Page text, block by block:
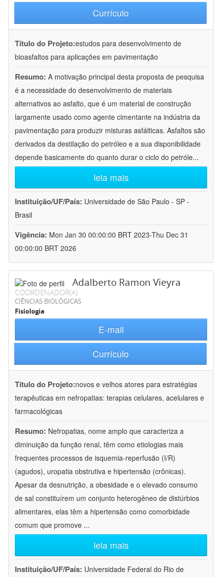
Currículo
Título do Projeto:estudos para desenvolvimento de
bioasfaltos para aplicações em pavimentação
Resumo: A motivação principal desta proposta de pesquisa
é a necessidade do desenvolvimento de materiais
alternativos ao asfalto, que é um material de construção
largamente usado como agente cimentante na indústria da
pavimentação para produzir misturas asfálticas. Asfaltos são
derivados da destilação do petróleo e a sua disponibilidade
depende basicamente do quanto durar o ciclo do petróle...
leia mais
Instituição/UF/País: Universidade de São Paulo - SP -
Brasil
Vigência: Mon Jan 30 00:00:00 BRT 2023-Thu Dec 31
00:00:00 BRT 2026
Adalberto Ramon Vieyra
COORDENADOR(A)
CIÊNCIAS BIOLÓGICAS
Fisiologia
E-mail
Currículo
Título do Projeto:novos e velhos atores para estratégias
terapêuticas em nefropatias: terapias celulares, acelulares e
farmacológicas
Resumo: Nefropatias, nome amplo que caracteriza a
diminuição da função renal, têm como etiologias mais
frequentes processos de isquemia-reperfusão (I/R)
(agudos), uropatia obstrutiva e hipertensão (crônicas).
Apesar da desnutrição, a obesidade e o elevado consumo
de sal constituírem um conjunto heterogêneo de distúrbios
alimentares, elas têm a hipertensão como comorbidade
comum que promove ...
leia mais
Instituição/UF/País: Universidade Federal do Rio de